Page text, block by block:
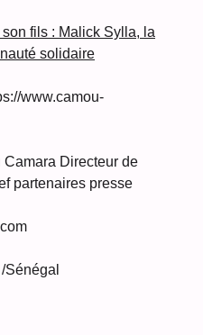
fils : Malick Sylla, la
solidaire
www.camou-
Camara Directeur de
partenaires presse